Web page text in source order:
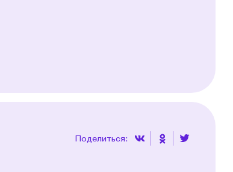
Поделиться: